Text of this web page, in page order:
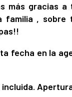
más gracias
familia , sobre
fecha en la
incluida.